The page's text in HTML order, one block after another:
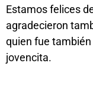
Estamos felices
agradecieron
quien fue
jovencita.